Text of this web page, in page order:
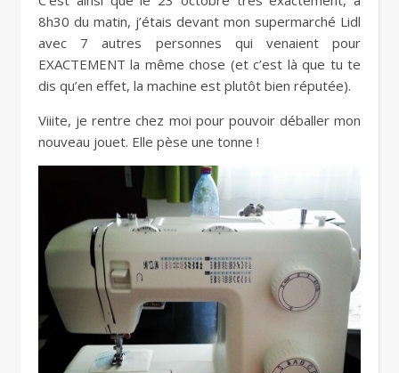
8h30 du matin, j’étais devant mon supermarché Lidl
avec 7 autres personnes qui venaient pour
EXACTEMENT la même chose (et c’est là que tu te
dis qu’en effet, la machine est plutôt bien réputée).
Viiite, je rentre chez moi pour pouvoir déballer mon
nouveau jouet. Elle pèse une tonne !